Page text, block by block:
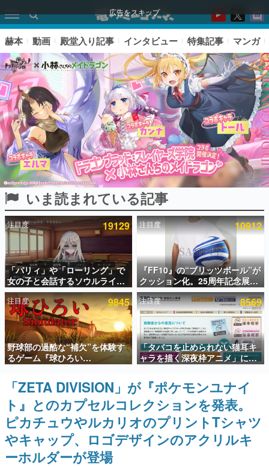
広告をスキップ
ピックアップ
電ファミのいま読まれている記事ランキング
アプリセール情報
インタビュー
連載・特集一覧
殿堂入り記事
SNS拡散数が数千以上！ ページビュー数万以上！ などな
ど。多くの人々に読まれた、電ファミ渾身の“殿堂入り”記
事をまとめました。
ゲームの企画書
名作ゲームクリエイターの方々に製作時のエピソードをお
聞きし、ヒットする企画（ゲーム）とは何か？を探ってい
きます。
赫本
この物語を解いてはいけない。『赫本』は、〈試験問題〉
の形をした短編ホラー小説集です。
赫本 動画 殿堂入り記事 インタビュー 特集記事 マンガ
いま読まれている記事
注目度 19129
「パリィ」や「ローリング」で
女の子と会話するソウルライク
恋愛ゲーム『小早川さんはソウ
ルライク』無料公開。返事に失
敗すると「YOU DIED」
注目度 10912
『FF10』の“ブリッツボール”が
クッション化。25周年記念展
「FINAL FANTASY X
MUSEUM-幻光の記憶-」のグッ
ズ情報が一部公開
注目度 9845
野球部の過酷な“補欠”を体験す
るゲーム『球ひろい
Simulator』が「1件」のウィッ
シュリストをもとにチェコ語に
対応しSNSで話題に。『キング
ダム・カム』開発元やチェコの
プロ野球選手から称賛の声
注目度 8569
「タバコを止められない猫耳キ
ャラを描く深夜枠アニメ」に視
聴者の一部から批判意見。違法
薬物の使用と思しき描写も含め
て、BPOが議論を交わす
「ZETA DIVISION」が『ポケモンユナイ
ト』とのカプセルコレクションを発表。
ピカチュウやルカリオのプリントTシャツ
やキャップ、ロゴデザインのアクリルキ
ーホルダーが登場